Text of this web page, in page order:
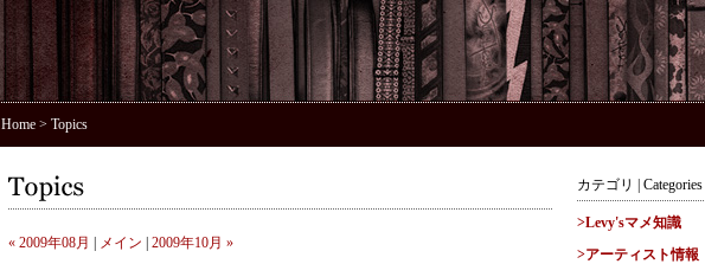
Home> Topics
« 2009年08月 メイン 2009年10月 »
カテゴリ | Categories
>Levy'sマメ知識
>アーティスト情報